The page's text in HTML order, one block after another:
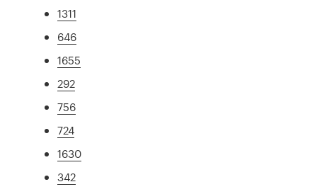
1311
646
1655
292
756
724
1630
342